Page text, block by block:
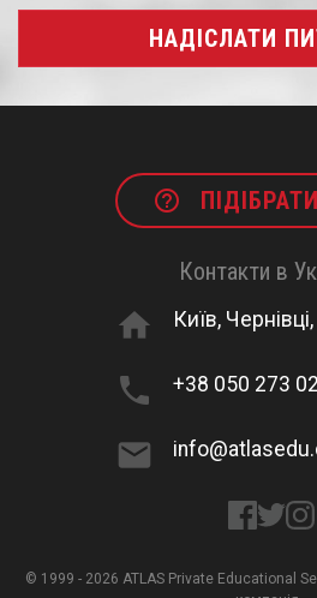
НАДІСЛАТИ
help_outline
Контакти в
home Київ,
phone +38 050 273
email
© 1999 - 2026 ATLAS Private Educational